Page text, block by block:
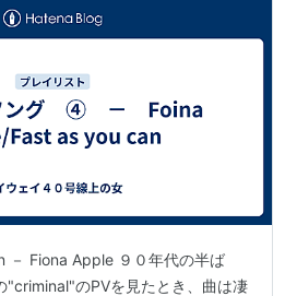
－ Fiona Apple ９０年代の半ば
"criminal"のPVを見たとき、曲は凄